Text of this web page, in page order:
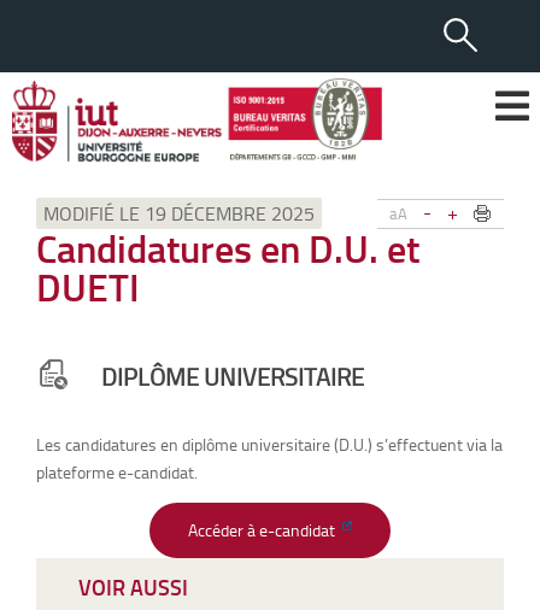
aA - +
MODIFIÉ LE 19 DÉCEMBRE 2025
Candidatures en D.U. et
DUETI
DIPLÔME UNIVERSITAIRE
Les candidatures en diplôme universitaire (D.U.) s’effectuent via la
plateforme e-candidat.
Accéder à e-candidat
VOIR AUSSI